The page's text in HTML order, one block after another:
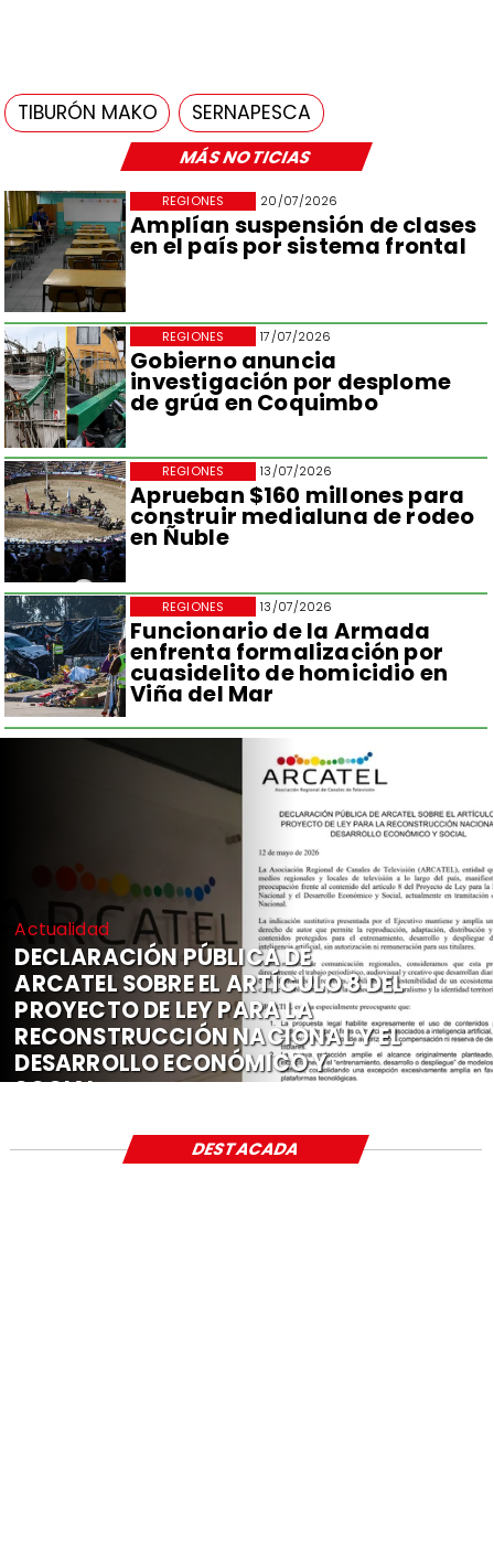
MÁS NOTICIAS
20/07/2026
Amplían suspensión de clases
en el país por sistema frontal
REGIONES
17/07/2026
Gobierno anuncia
investigación por desplome
de grúa en Coquimbo
REGIONES
13/07/2026
Aprueban $160 millones para
construir medialuna de rodeo
en Ñuble
REGIONES
13/07/2026
Funcionario de la Armada
enfrenta formalización por
cuasidelito de homicidio en
Viña del Mar
REGIONES
TIBURÓN MAKO SERNAPESCA
Actualidad
DECLARACIÓN PÚBLICA DE
ARCATEL SOBRE EL ARTÍCULO 8 DEL
PROYECTO DE LEY PARA LA
RECONSTRUCCIÓN NACIONAL Y EL
DESARROLLO ECONÓMICO Y
SOCIAL
DESTACADA